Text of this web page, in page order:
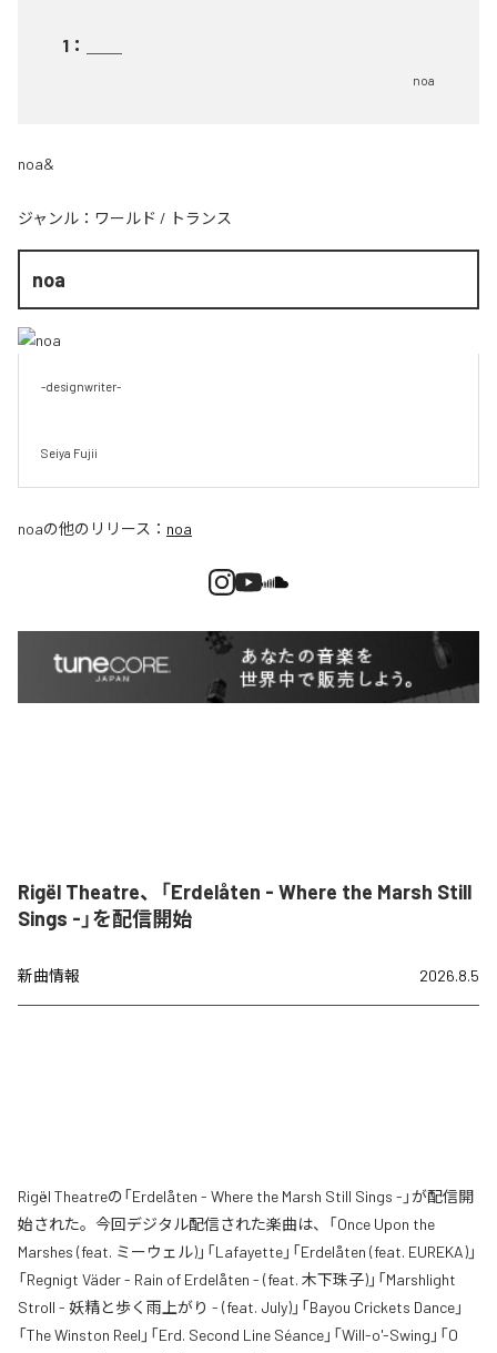
1 ：
noa
noa&
ジャンル： ワールド / トランス
noa
-designwriter-
Seiya Fujii
noaの他のリリース： noa
Rigël Theatre、「Erdelåten - Where the Marsh Still
Sings -」を配信開始
新曲情報 2026.8.5
Rigël Theatreの「Erdelåten - Where the Marsh Still Sings -」が配信開
始された。今回デジタル配信された楽曲は、「Once Upon the
Marshes (feat. ミーウェル)」「Lafayette」「Erdelåten (feat. EUREKA)」
「Regnigt Väder - Rain of Erdelåten - (feat. 木下珠子)」「Marshlight
Stroll - 妖精と歩く雨上がり - (feat. July)」「Bayou Crickets Dance」
「The Winston Reel」「Erd. Second Line Séance」「Will-o'-Swing」「O